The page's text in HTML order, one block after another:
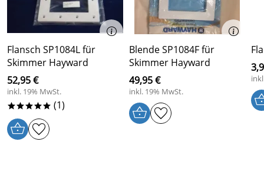
Flansch SP1084L für
Skimmer Hayward
52,95 €
inkl. 19% MwSt.
***** (1)
Blende SP1084F für
Skimmer Hayward
49,95 €
inkl. 19% MwSt.